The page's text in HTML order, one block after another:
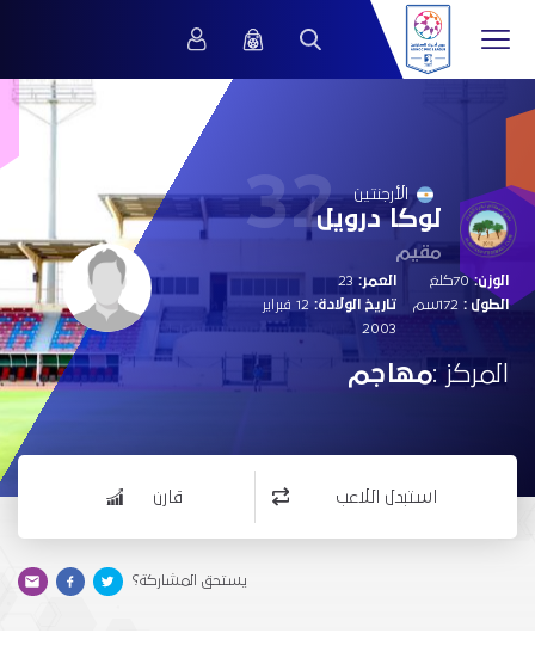
32 الأرجنتين
لوكا درويل
مقيم
الوزن:70كلغ
الطول :
العمر:23
تاريخ الولادة:
12 فبراير
2003
المركز :مهاجم
استبدل اللاعب قارن
يستحق المشاركة؟